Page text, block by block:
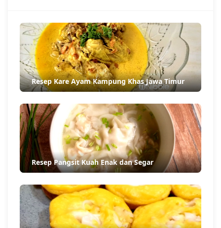
Resep Kare Ayam Kampung Khas Jawa Timur
Resep Pangsit Kuah Enak dan Segar